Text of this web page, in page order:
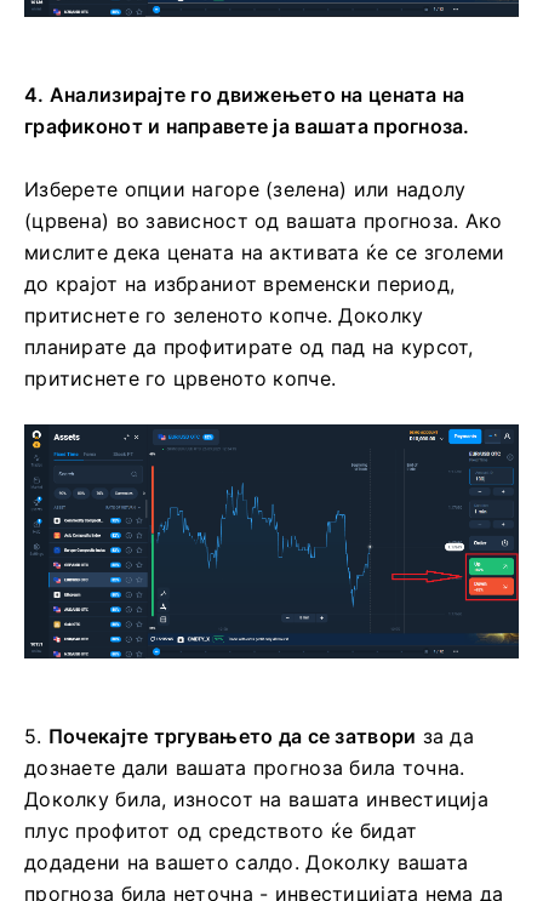
4. Анализирајте го движењето на цената на
графиконот и направете ја вашата прогноза.
Изберете опции нагоре (зелена) или надолу
(црвена) во зависност од вашата прогноза. Ако
мислите дека цената на активата ќе се зголеми
до крајот на избраниот временски период,
притиснете го зеленото копче. Доколку
планирате да профитирате од пад на курсот,
притиснете го црвеното копче.
5. Почекајте тргувањето да се затвори за да
дознаете дали вашата прогноза била точна.
Доколку била, износот на вашата инвестиција
плус профитот од средството ќе бидат
додадени на вашето салдо. Доколку вашата
прогноза била неточна - инвестицијата нема да